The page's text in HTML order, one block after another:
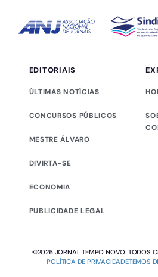
EDITORIAIS
ÚLTIMAS NOTÍCIAS
CONCURSOS PÚBLICOS
MESTRE ÁLVARO
DIVIRTA-SE
ECONOMIA
PUBLICIDADE LEGAL
©2026 JORNAL TEMPO NOVO. TODOS
POLÍTICA DE PRIVACIDADETEMOS